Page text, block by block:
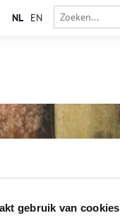
gebruik van cookies
NL EN